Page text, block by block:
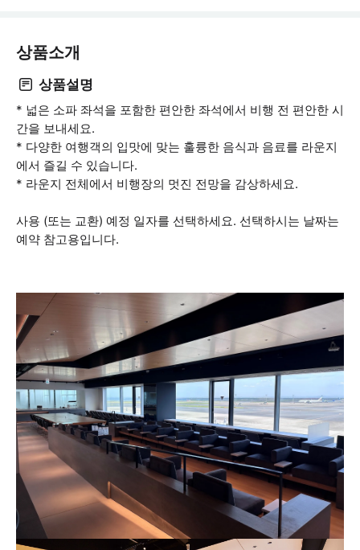
상품소개
상품설명
* 넓은 소파 좌석을 포함한 편안한 좌석에서 비행 전 편안한 시
간을 보내세요.
* 다양한 여행객의 입맛에 맞는 훌륭한 음식과 음료를 라운지
에서 즐길 수 있습니다.
* 라운지 전체에서 비행장의 멋진 전망을 감상하세요.
사용 (또는 교환) 예정 일자를 선택하세요. 선택하시는 날짜는
예약 참고용입니다.